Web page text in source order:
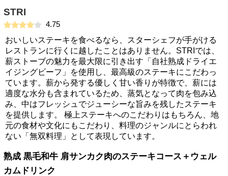
STRI
4.75
おいしいステーキを食べるなら、スターシェフが手がける
レストランに行くに越したことはありません。STRIでは、
薪ストーブの魅力を最大限に引き出す「自社熟成ドライエ
イジングビーフ」を使用し、最高級のステーキにこだわっ
ています。薪から発する優しく甘い香りが特徴で、薪には
適度な水分も含まれているため、蒸気となって肉を包み込
み、中はフレッシュでジューシーな旨みを残したステーキ
を提供します。 極上ステーキへのこだわりはもちろん、地
元の食材や文化にもこだわり、料理のジャンルにとらわれ
ない「無双料理」として表現しています。
熟成 黒毛和牛 肩サンカク肉のステーキコース＋ウェル
カムドリンク